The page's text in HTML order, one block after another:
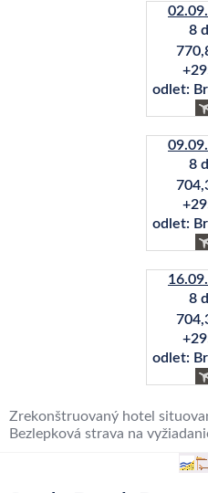
8
odlet:
8
odlet:
8
odlet:
Zrekonštruovaný hotel
Bezlepková strava na